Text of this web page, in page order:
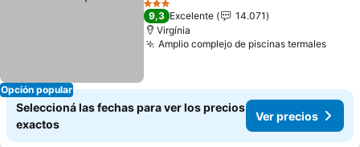
Opción popular
3 Estrellas
9,3 Excelente
14.071
Virgínia
Amplio complejo de piscinas termales
Seleccioná las fechas para ver los precios
exactos
Ver precios